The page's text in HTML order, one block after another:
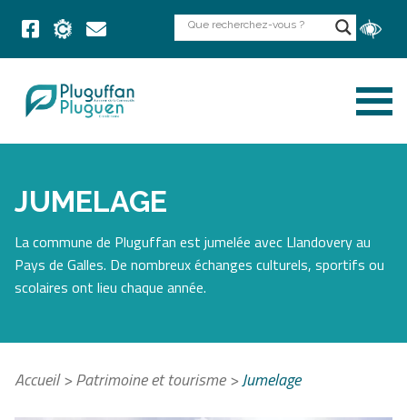
JUMELAGE
La commune de Pluguffan est jumelée avec Llandovery au
Pays de Galles. De nombreux échanges culturels, sportifs ou
scolaires ont lieu chaque année.
Accueil>Patrimoine et tourisme>Jumelage